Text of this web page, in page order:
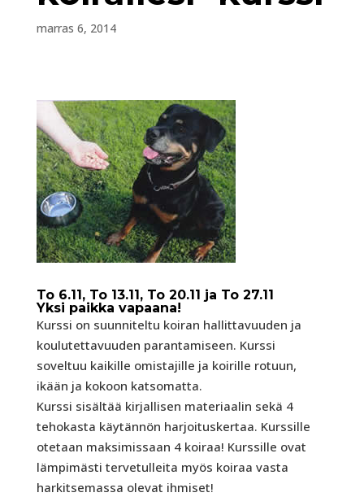
marras 6, 2014
To 6.11, To 13.11, To 20.11 ja To 27.11
Yksi paikka vapaana!
Kurssi on suunniteltu koiran hallittavuuden ja
koulutettavuuden parantamiseen. Kurssi
soveltuu kaikille omistajille ja koirille rotuun,
ikään ja kokoon katsomatta.
Kurssi sisältää kirjallisen materiaalin sekä 4
tehokasta käytännön harjoituskertaa. Kurssille
otetaan maksimissaan 4 koiraa! Kurssille ovat
lämpimästi tervetulleita myös koiraa vasta
harkitsemassa olevat ihmiset!